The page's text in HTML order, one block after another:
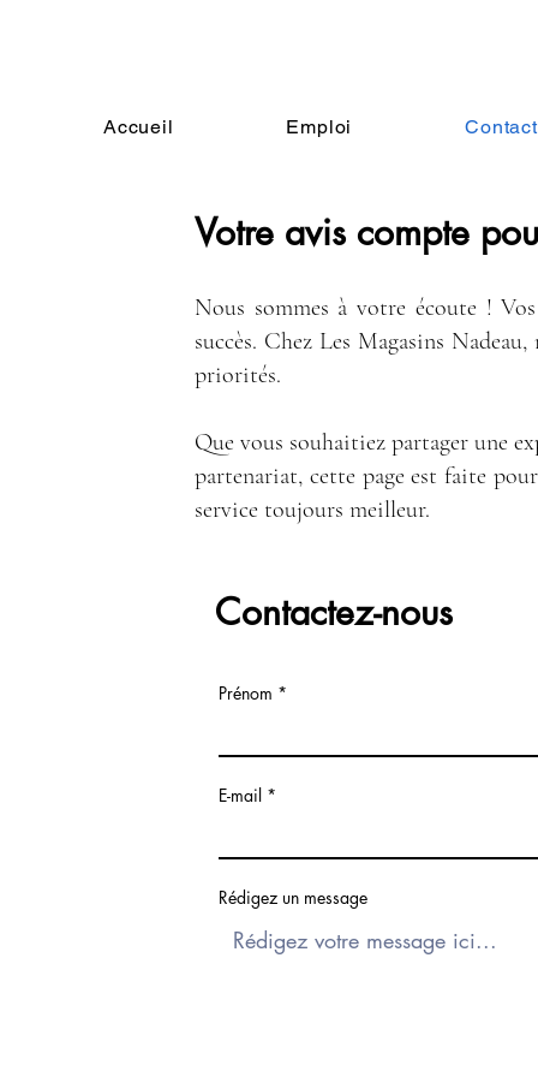
Accueil Emploi
Votre avis compte
Nous sommes à votre écoute !
succès. Chez Les Magasins
priorités.
Que vous souhaitiez partager une
partenariat, cette page est faite
service toujours meilleur.
Contactez-nous
Prénom
E-mail
Rédigez un message